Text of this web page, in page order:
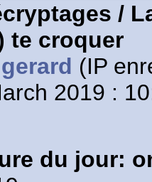
/
te croquer
gerard (IP
2019 :
du jour: